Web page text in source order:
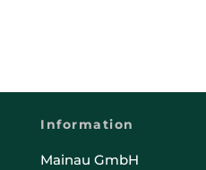
Information
Mainau GmbH